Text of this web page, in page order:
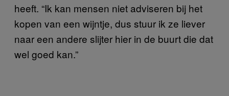
heeft. “Ik kan mensen niet adviseren bij het
kopen van een wijntje, dus stuur ik ze liever
naar een andere slijter hier in de buurt die dat
wel goed kan.”